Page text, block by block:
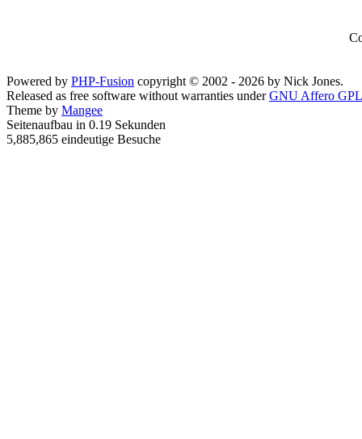
Powered by PHP-Fusion copyright © 2002 - 2026 by Nick Jones.
Released as free software without warranties underGNU Affero GPL
Theme by Mangee
Seitenaufbau in 0.19 Sekunden
5,885,865 eindeutige Besuche